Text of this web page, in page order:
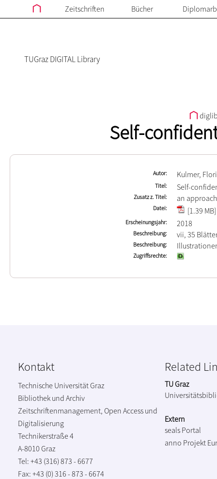
Zeitschriften Bücher
TUGraz DIGITAL Library
Self-
Autor Kulmer,
Titel Self-
Zusatz z. Titel an
Datei [1.39 MB]
Erscheinungsjahr 2018
Beschreibung vii, 35
Beschreibung
Zugriffsrechte
Kontakt
Technische Universität Graz
Bibliothek und Archiv
Zeitschriftenmanagement, Open Access und
Digitalisierung
Technikerstraße 4
A-8010 Graz
Tel: +43 (316) 873 - 6677
Fax: +43 (0) 316 - 873 - 6674
Related
TU Graz
Extern
seals Portal
anno Projekt